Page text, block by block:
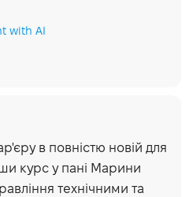
with AI
в повністю новій для
курс у пані Марини
технічними та